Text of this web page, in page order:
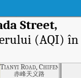
Street,
(AQI) în
School, Chifeng
Tianyi Road, Chifeng
赤峰天义路